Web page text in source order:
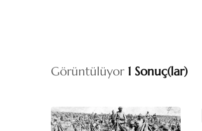
Görüntülüyor 1 Sonuç(lar)